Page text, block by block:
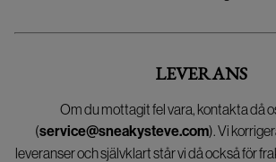
LEVERANS
Om du mottagit fel vara, kontakta då
(service@sneakysteve.com). Vi
leveranser och självklart står vi då också för